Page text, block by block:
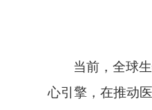
当前，全球
心引擎，在推动